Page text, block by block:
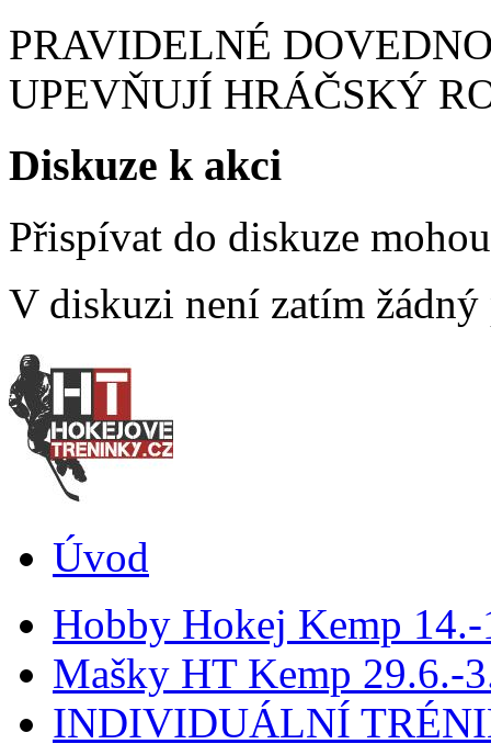
PRAVIDELNÉ
UPEVŇUJÍ HRÁČSKÝ
Diskuze k akci
Přispívat do diskuze
V diskuzi není zatím žádný
Úvod
Hobby Hokej Kemp
Mašky HT Kemp 29.6.-
INDIVIDUÁLNÍ